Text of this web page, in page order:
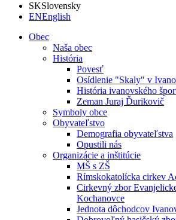
SKSlovensky
ENEnglish
Obec
Naša obec
História
Povesť
Osídlenie "Skaly" v
História ivanovského
Zeman Juraj Ďurikovič
Symboly obce
Obyvateľstvo
Demografia obyvateľstva
Opustili nás
Organizácie a inštitúcie
MŠ s ZŠ
Rímskokatolícka cirkev
Cirkevný zbor
Kochanovce
Jednota dôchodcov